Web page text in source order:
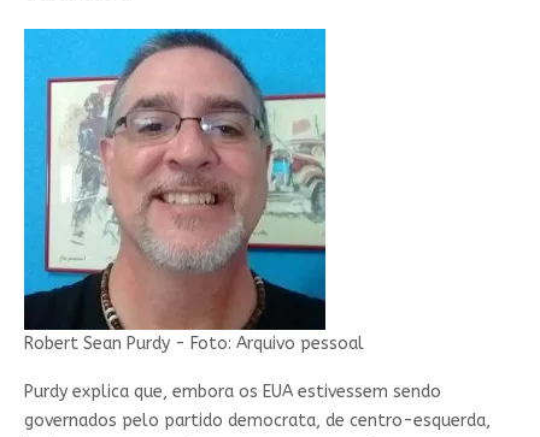
Robert Sean Purdy - Foto: Arquivo pessoal
Purdy explica que, embora os EUA estivessem sendo
governados pelo partido democrata, de centro-esquerda,